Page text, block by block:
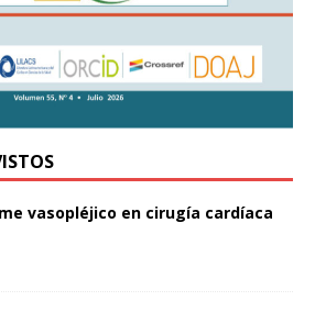
vasopléjico en cirugía cardíaca